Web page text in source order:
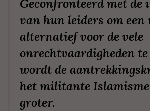
Geconfronteerd met de
van hun leiders om een
alternatief voor de vele
onrechtvaardigheden te
wordt de
het militante
groter.